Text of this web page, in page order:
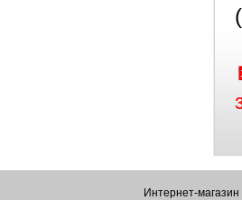
Интернет-